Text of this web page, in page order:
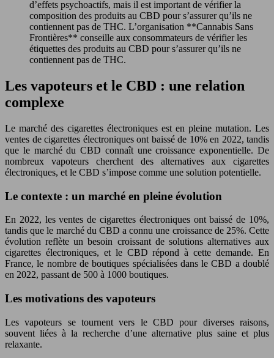
d’effets psychoactifs, mais il est important de vérifier la
composition des produits au CBD pour s’assurer qu’ils ne
contiennent pas de THC. L’organisation **Cannabis Sans
Frontières** conseille aux consommateurs de vérifier les
étiquettes des produits au CBD pour s’assurer qu’ils ne
contiennent pas de THC.
Les vapoteurs et le CBD : une relation
complexe
Le marché des cigarettes électroniques est en pleine mutation. Les
ventes de cigarettes électroniques ont baissé de 10% en 2022, tandis
que le marché du CBD connaît une croissance exponentielle. De
nombreux vapoteurs cherchent des alternatives aux cigarettes
électroniques, et le CBD s’impose comme une solution potentielle.
Le contexte : un marché en pleine évolution
En 2022, les ventes de cigarettes électroniques ont baissé de 10%,
tandis que le marché du CBD a connu une croissance de 25%. Cette
évolution reflète un besoin croissant de solutions alternatives aux
cigarettes électroniques, et le CBD répond à cette demande. En
France, le nombre de boutiques spécialisées dans le CBD a doublé
en 2022, passant de 500 à 1000 boutiques.
Les motivations des vapoteurs
Les vapoteurs se tournent vers le CBD pour diverses raisons,
souvent liées à la recherche d’une alternative plus saine et plus
relaxante.